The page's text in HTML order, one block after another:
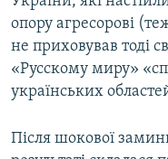
опору агресорові
не приховував тоді
«Русскому миру»
українських
Після шокової